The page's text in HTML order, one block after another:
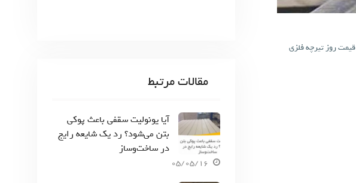
قیمت روز تیرچه فلزی
مقالات مرتبط
آیا یونولیت سقفی باعث پوکی
بتن می‌شود؟ رد یک شایعه رایج
در ساخت‌وساز
05/05/16